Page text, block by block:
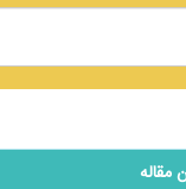
مقاله